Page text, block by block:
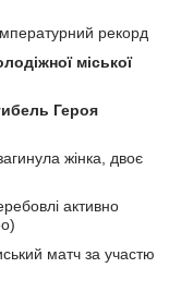
рекорд
міської
Героя
жінка, двоє
активно
матч за участю